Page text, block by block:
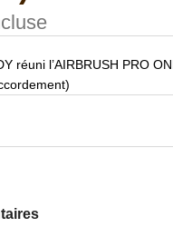
réuni l’AIRBRUSH PRO